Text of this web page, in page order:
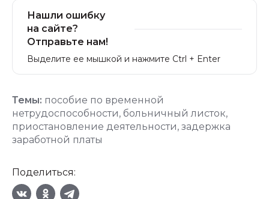
Нашли ошибку
на сайте?
Отправьте нам!
Выделите ее мышкой и нажмите Ctrl + Enter
Темы: пособие по временной
нетрудоспособности, больничный листок,
приостановление деятельности, задержка
заработной платы
Поделиться: